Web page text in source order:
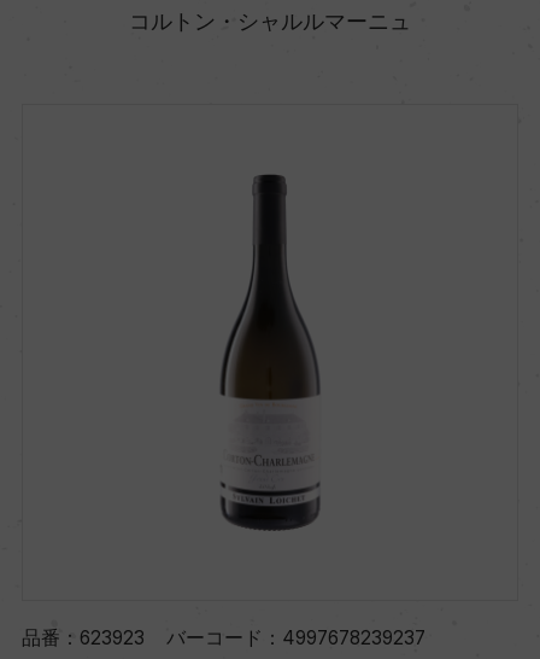
コルトン・シャルルマーニュ
品番： 623923 バーコード： 4997678239237